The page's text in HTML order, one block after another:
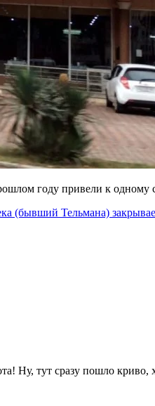
году привели к одному
(бывший Тельмана)
Ну, тут сразу пошло криво,